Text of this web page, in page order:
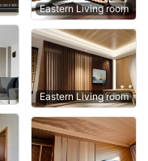
Eastern Living room
Eastern Living room